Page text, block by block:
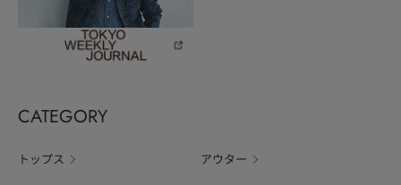
CATEGORY
トップス アウター